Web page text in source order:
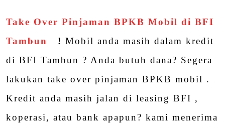
Take Over Pinjaman BPKB Mobil di BFI
Tambun
! Mobil anda masih dalam kredit
di BFI Tambun ? Anda butuh dana? Segera
lakukan take over pinjaman BPKB mobil .
Kredit anda masih jalan di leasing BFI ,
koperasi, atau bank apapun? kami menerima